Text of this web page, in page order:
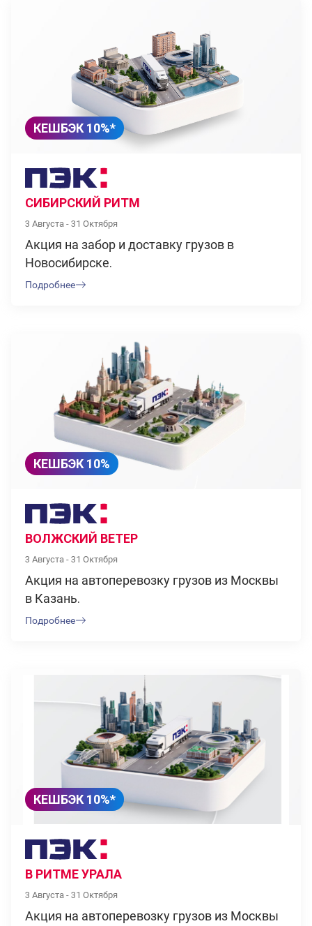
КЕШБЭК 10%*
СИБИРСКИЙ РИТМ
3 Августа - 31 Октября
Акция на забор и доставку грузов в
Новосибирске.
Подробнее
КЕШБЭК 10%
ВОЛЖСКИЙ ВЕТЕР
3 Августа - 31 Октября
Акция на автоперевозку грузов из Москвы
в Казань.
Подробнее
КЕШБЭК 10%*
В РИТМЕ УРАЛА
3 Августа - 31 Октября
Акция на автоперевозку грузов из Москвы